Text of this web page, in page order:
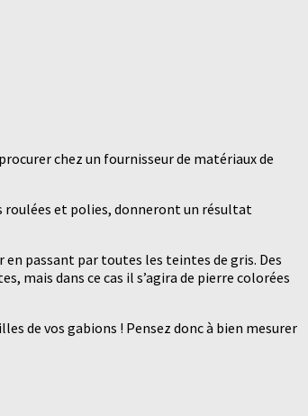
chez un fournisseur de matériaux de
roulées et polies, donneront un résultat
passant par toutes les teintes de gris. Des
mais dans ce cas il s’agira de pierre colorées
de vos gabions ! Pensez donc à bien mesurer